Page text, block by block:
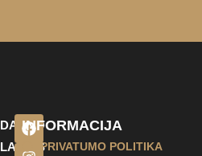
DARBO
LAIKAS
INFORMACIJA
PRIVATUMO POLITIKA